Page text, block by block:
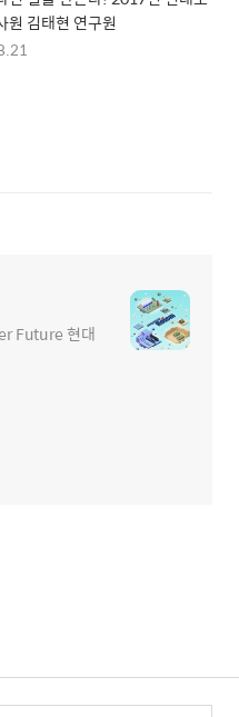
원 김태현 연구원
Future 현대